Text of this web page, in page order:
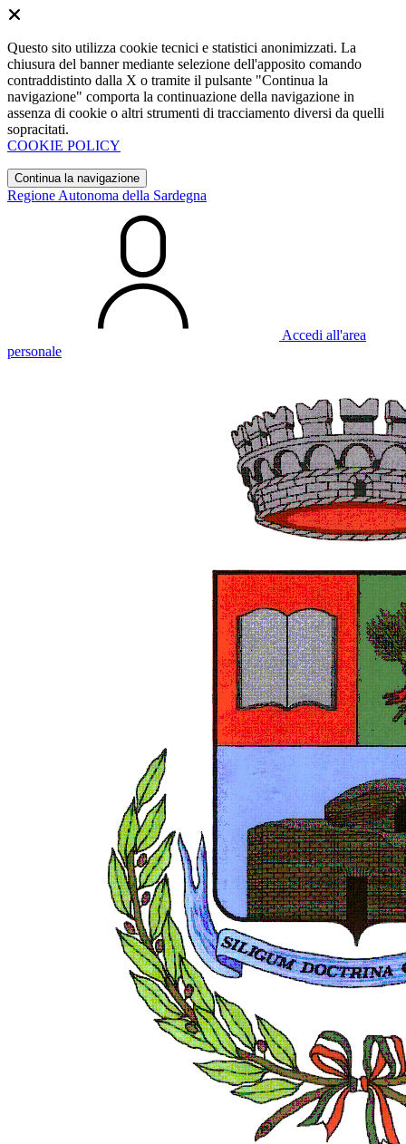
Questo sito utilizza cookie tecnici e statistici anonimizzati. La
chiusura del banner mediante selezione dell'apposito comando
contraddistinto dalla X o tramite il pulsante "Continua la
navigazione" comporta la continuazione della navigazione in
assenza di cookie o altri strumenti di tracciamento diversi da quelli
sopracitati.
COOKIE POLICY
Continua la navigazione
Regione Autonoma della Sardegna
Accedi all'area
personale